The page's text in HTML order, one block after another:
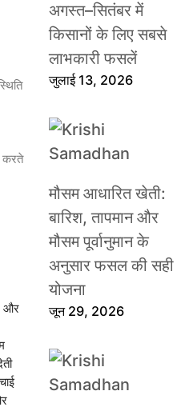
करते
और
अगस्त–सितंबर में
किसानों के लिए सबसे
लाभकारी फसलें
जुलाई 13, 2026
मौसम आधारित खेती:
बारिश, तापमान और
मौसम पूर्वानुमान के
अनुसार फसल की सही
योजना
जून 29, 2026